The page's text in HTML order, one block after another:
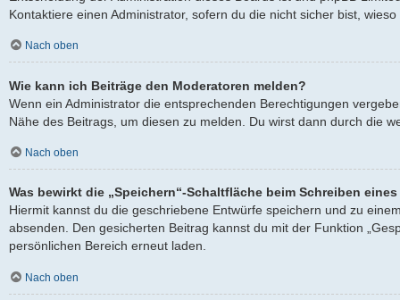
Kontaktiere einen Administrator, sofern du die nicht sicher bist,
Nach oben
Wie kann ich Beiträge den Moderatoren melden?
Wenn ein Administrator die entsprechenden Berechtigungen
Nähe des Beitrags, um diesen zu melden. Du wirst dann durch die
Nach oben
Was bewirkt die „Speichern“-Schaltfläche beim Schreiben
Hiermit kannst du die geschriebene Entwürfe speichern und zu
absenden. Den gesicherten Beitrag kannst du mit der Funktion
persönlichen Bereich erneut laden.
Nach oben